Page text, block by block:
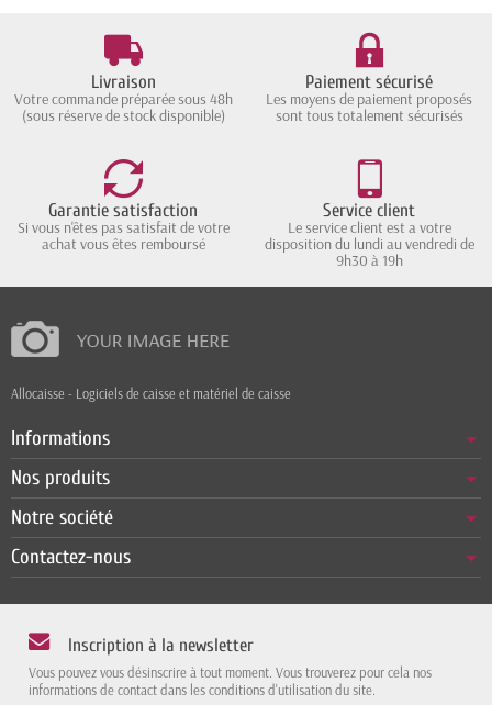
Livraison
Votre commande préparée sous 48h
(sous réserve de stock disponible)
Paiement sécurisé
Les moyens de paiement proposés
sont tous totalement sécurisés
Garantie satisfaction
Si vous n'êtes pas satisfait de votre
achat vous êtes remboursé
Service client
Le service client est a votre
disposition du lundi au vendredi de
9h30 à 19h
Allocaisse - Logiciels de caisse et matériel de caisse
Informations
Nos produits
Notre société
Contactez-nous
Inscription à la newsletter
Vous pouvez vous désinscrire à tout moment. Vous trouverez pour cela nos
informations de contact dans les conditions d'utilisation du site.